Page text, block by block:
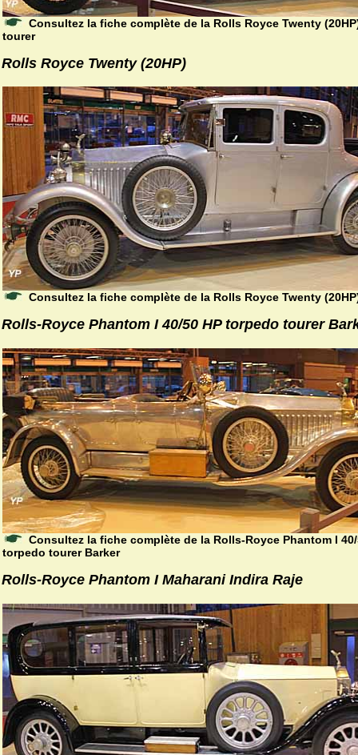
Consultez la fiche complète de la Rolls Royce Twenty
tourer
Rolls Royce Twenty (20HP)
Consultez la fiche complète de la Rolls Royce Twenty
Rolls-Royce Phantom I 40/50 HP torpedo tourer
Consultez la fiche complète de la Rolls-Royce Phantom I 40/
torpedo tourer Barker
Rolls-Royce Phantom I Maharani Indira Raje